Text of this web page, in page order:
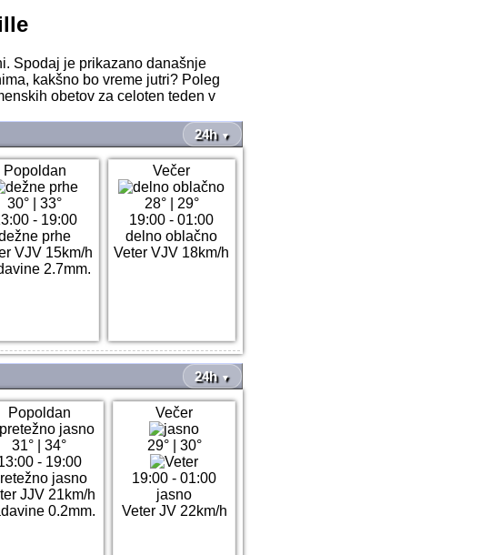
Spodaj je prikazano današnje
kakšno bo vreme jutri? Poleg
obetov za celoten teden v
24h ▼
Popoldan
30° |33°
- 19:00
prhe
VJV 15km/h
2.7mm.
Večer
28°| 29°
19:00 - 01:00
delno oblačno
Veter VJV 18km/h
24h ▼
Popoldan
31° |34°
- 19:00
jasno
JJV 21km/h
0.2mm.
Večer
29°| 30°
19:00 - 01:00
jasno
Veter JV 22km/h